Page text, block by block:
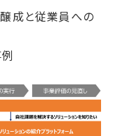
成と従業員への